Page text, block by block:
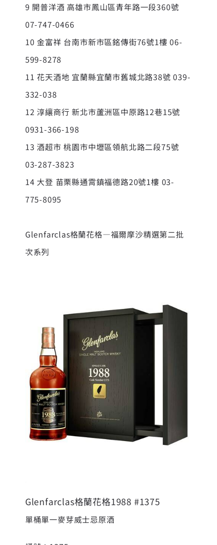
9 開普洋酒 高雄市鳳山區青年路一段360號
07-747-0466
10 金富祥 台南市新市區銘傳街76號1樓 06-
599-8278
11 花天酒地 宜蘭縣宜蘭市舊城北路38號 039-
332-038
12 淳纕商行 新北市蘆洲區中原路12巷15號
0931-366-198
13 酒超市 桃園市中壢區領航北路二段75號
03-287-3823
14 大登 苗栗縣通霄鎮福德路20號1樓 03-
775-8095
Glenfarclas格蘭花格—福爾摩沙精選第二批
次系列
Glenfarclas格蘭花格1988 #1375
單桶單一麥芽威士忌原酒